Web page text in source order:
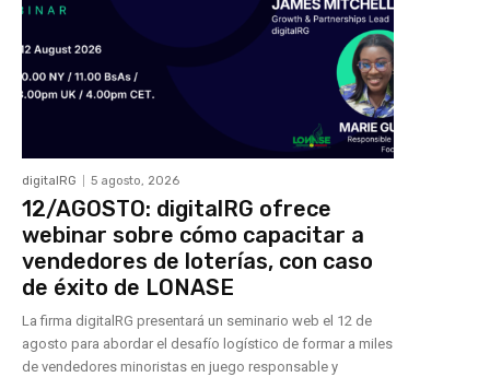
digitalRG 5 agosto, 2026
12/AGOSTO: digitalRG ofrece
webinar sobre cómo capacitar a
vendedores de loterías, con caso
de éxito de LONASE
La firma digitalRG presentará un seminario web el 12 de
agosto para abordar el desafío logístico de formar a miles
de vendedores minoristas en juego responsable y